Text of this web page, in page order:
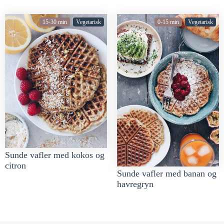
15-30 min Vegetarisk
Sunde vafler med kokos og
citron
0-15 min Vegetarisk
Sunde vafler med banan og
havregryn